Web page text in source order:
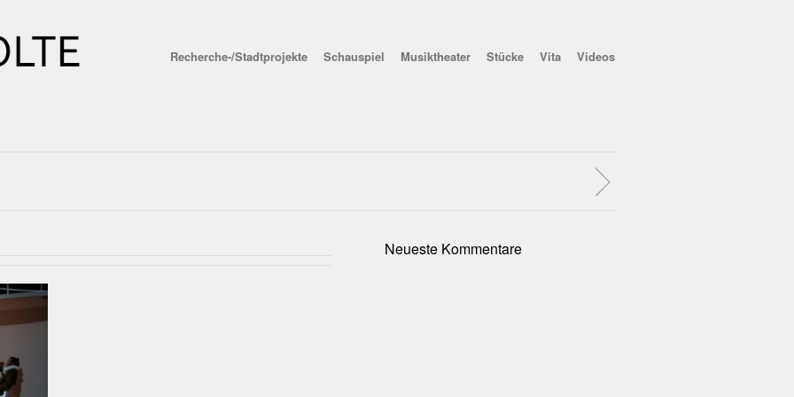
Recherche-/Stadtprojekte Schauspiel Musiktheater Stücke Vita Videos
Neueste Kommentare